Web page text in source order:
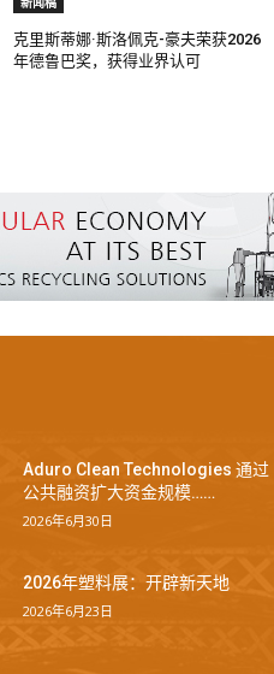
克里斯蒂娜·斯洛佩克-豪夫荣获2026
年德鲁巴奖，获得业界认可
Aduro Clean Technologies 通过
公共融资扩大资金规模……
2026年6月30日
2026年塑料展：开辟新天地
2026年6月23日